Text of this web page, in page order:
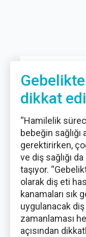
dikkat
“Hamilelik
bebeğin sağlığı
gerektirirken,
ve diş sağlığı
taşıyor.
olarak diş eti
kanamaları sık
uygulanacak
zamanlaması
açısından